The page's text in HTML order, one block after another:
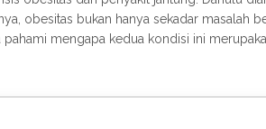
obesitas bukan hanya sekadar masalah
mengapa kedua kondisi ini
data menunjukkan peningkatan prevalensi
tinggi gula, garam, dan lemak trans,